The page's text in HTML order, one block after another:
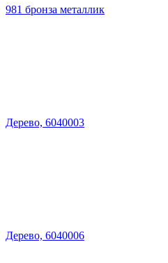
981 бронза металлик
Дерево, 6040003
Дерево, 6040006